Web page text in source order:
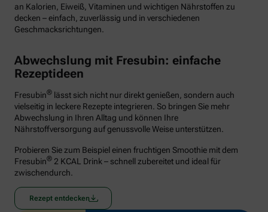
an Kalorien, Eiweiß, Vitaminen und wichtigen Nährstoffen zu
decken – einfach, zuverlässig und in verschiedenen
Geschmacksrichtungen.
Abwechslung mit Fresubin: einfache
Rezeptideen
Fresubin® lässt sich nicht nur direkt genießen, sondern auch
vielseitig in leckere Rezepte integrieren. So bringen Sie mehr
Abwechslung in Ihren Alltag und können Ihre
Nährstoffversorgung auf genussvolle Weise unterstützen.
Probieren Sie zum Beispiel einen fruchtigen Smoothie mit dem
Fresubin® 2 KCAL Drink – schnell zubereitet und ideal für
zwischendurch.
Rezept entdecken